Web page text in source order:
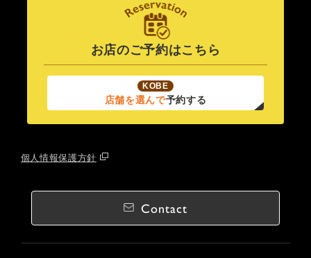
お店のご予約はこちら
KOBE
店舗を選んで予約する
個人情報保護方針
Contact